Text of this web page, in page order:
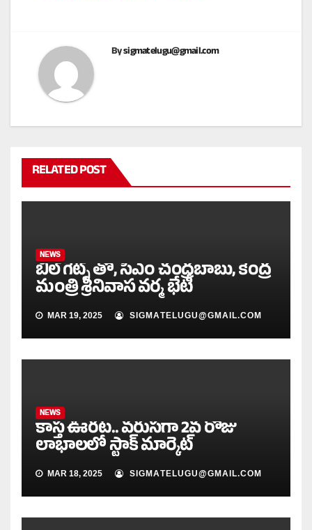
Bysigmatelugu@gmail.com
RELATED POST
NEWS
బిల్ గేట్స్ తో, సీఎం చంద్రబాబు, కేంద్ర
మంత్రి శ్రీనివాస వర్మ భేటీ
MAR 19, 2025 SIGMATELUGU@GMAIL.COM
NEWS
కాస్త ఊరట.. వరుసగా 2వ రోజు
లాభాలలో స్టాక్ మార్కెట్
MAR 18, 2025 SIGMATELUGU@GMAIL.COM